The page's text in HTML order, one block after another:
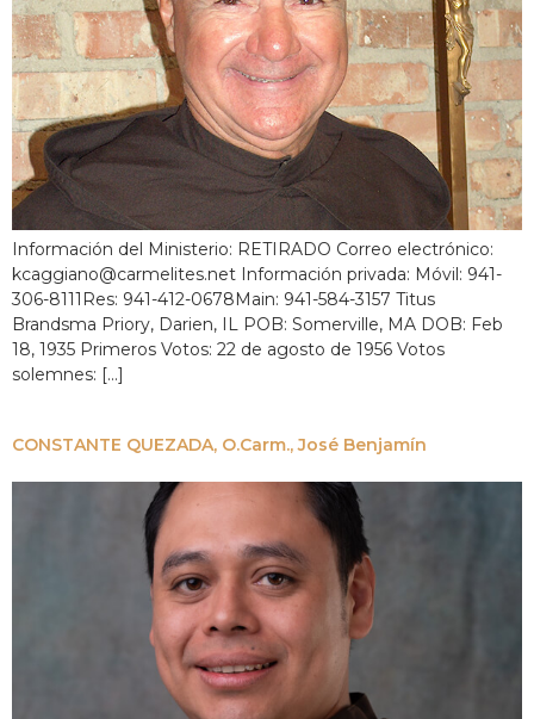
Información del Ministerio: RETIRADO Correo electrónico:
kcaggiano@carmelites.net Información privada: Móvil: 941-
306-8111Res: 941-412-0678Main: 941-584-3157 Titus
Brandsma Priory, Darien, IL POB: Somerville, MA DOB: Feb
18, 1935 Primeros Votos: 22 de agosto de 1956 Votos
solemnes: [...]
CONSTANTE QUEZADA, O.Carm., José Benjamín